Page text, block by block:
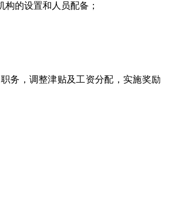
构的设置和人员配备；
，调整津贴及工资分配，实施奖励